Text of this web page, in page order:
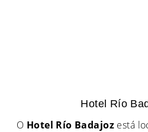
Hotel Río
O Hotel Río Badajozestá